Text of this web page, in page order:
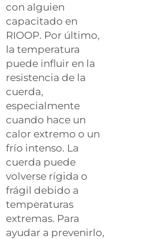
con alguien
capacitado en
RIOOP. Por último,
la temperatura
puede influir en la
resistencia de la
cuerda,
especialmente
cuando hace un
calor extremo o un
frío intenso. La
cuerda puede
volverse rígida o
frágil debido a
temperaturas
extremas. Para
ayudar a prevenirlo,